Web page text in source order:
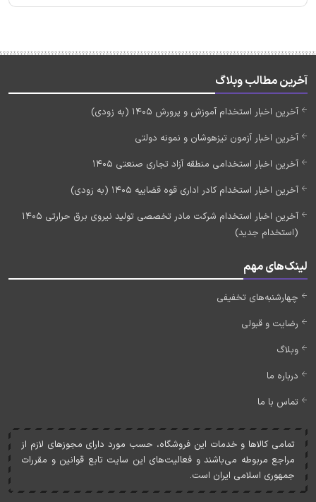
آخرین مطالب وبلاگ
آخرین اخبار استخدام آموزش و پرورش 1405 (به زودی)
آخرین اخبار آزمون تیزهوشان و نمونه دولتی
آخرین اخبار استخدامی منطقه آزاد تجاری صنعتی 1405
آخرین اخبار استخدام کادر اداری قوه قضاییه 1405 (به زودی)
آخرین اخبار استخدام شرکت مادر تخصصی تولید نیروی برق حرارتی 1405
(استخدام جدید)
لینک‌های مهم
چهارشنبه‌های تخفیفی
رضایت و قبولی
وبلاگ
درباره ما
تماس با ما
تمامی کالاها و خدمات اين فروشگاه، حسب مورد دارای مجوزهای لازم از
مراجع مربوطه می‌باشند و فعاليت‌های اين سايت تابع قوانين و مقررات
جمهوری اسلامی ايران است.